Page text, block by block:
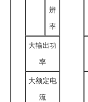
辨
率
大输出功
率
大额定电
流